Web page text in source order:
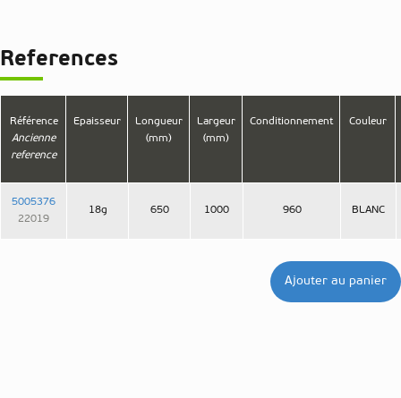
References
Référence
Ancienne
reference
Epaisseur
Longueur
(mm)
Largeur
(mm)
Conditionnement Couleur
5005376
22019
18g 650 1000 960 BLANC
Ajouter au panier